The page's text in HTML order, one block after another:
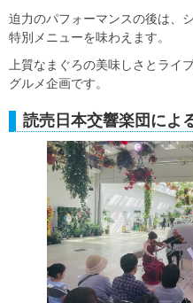
迫力のパフォーマンスの後は、
特別メニューを味わえます。
上質なまぐろの美味しさとライ
グルメ企画です。
読売日本交響楽団によ